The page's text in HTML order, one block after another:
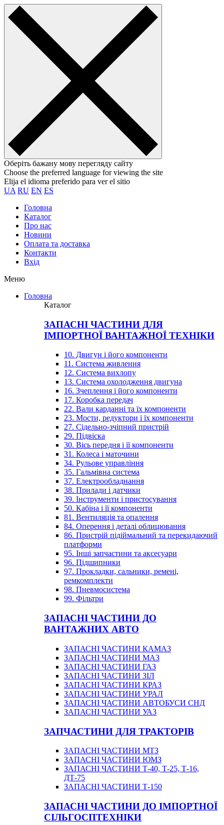
Оберіть бажану мову перегляду сайту
Choose the preferred language for viewing the site
Elija el idioma preferido para ver el sitio
UA RU EN ES
Головна
Каталог
Про нас
Новини
Оплата та доставка
Контакти
Вхiд
Меню
Головна
Каталог
ЗАПАСНІ ЧАСТИНИ ДЛЯ
ІМПОРТНОЇ ВАНТАЖНОЇ ТЕХНІКИ
10. Двигун і його компоненти
11. Система живлення
12. Система вихлопу
13. Система охолодження двигуна
16. Зчеплення і його компоненти
17. Коробка передач
22. Вали карданні та їх компоненти
23. Мости, редуктори і їх компоненти
27. Сідельно-зчіпний пристрій
29. Підвіска
30. Вісь передня і її компоненти
31. Колеса і маточини
34. Рульове управління
35. Гальмівна система
37. Електрообладнання
38. Прилади і датчики
39. Інструменти і пристосування
50. Кабіна і її компоненти
81. Вентиляція та опалення
84. Оперення і деталі облицювання
86. Пристрій підіймальний та перекидаючий
платформи
95. Інші запчастини та аксесуари
96. Підшипники
97. Прокладки, сальники, ремені,
ремкомплекти
98. Пневмосистема
99. Фільтри
ЗАПАСНІ ЧАСТИНИ ДО
ВАНТАЖНИХ АВТО
ЗАПАСНІ ЧАСТИНИ КАМАЗ
ЗАПАСНІ ЧАСТИНИ МАЗ
ЗАПАСНІ ЧАСТИНИ ГАЗ
ЗАПАСНІ ЧАСТИНИ ЗІЛ
ЗАПАСНІ ЧАСТИНИ КРАЗ
ЗАПАСНІ ЧАСТИНИ УРАЛ
ЗАПАСНІ ЧАСТИНИ АВТОБУСИ СНД
ЗАПАСНІ ЧАСТИНИ УАЗ
ЗАПЧАСТИНИ ДЛЯ ТРАКТОРІВ
ЗАПАСНІ ЧАСТИНИ МТЗ
ЗАПАСНІ ЧАСТИНИ ЮМЗ
ЗАПАСНІ ЧАСТИНИ Т-40, Т-25, Т-16,
ДТ-75
ЗАПАСНІ ЧАСТИНИ Т-150
ЗАПАСНІ ЧАСТИНИ ДО ІМПОРТНОЇ
СІЛЬГОСПТЕХНІКИ